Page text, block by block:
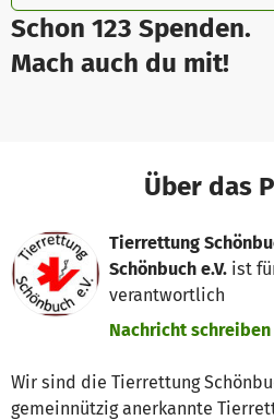
Schon 123 Spenden.
Mach auch du mit!
Über das
Tierrettung
Schönbuch e.V. ist
verantwortlich
Nachricht schreiben
Wir sind die Tierrettung
gemeinnützig anerkannte